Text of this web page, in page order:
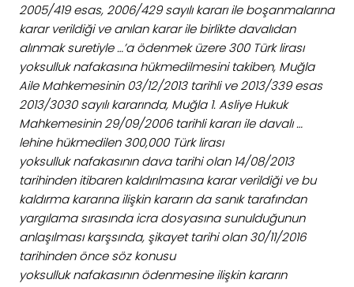
2005/419 esas, 2006/429 sayılı kararı ile boşanmalarına
karar verildiği ve anılan karar ile birlikte davalıdan
alınmak suretiyle …’a ödenmek üzere 300 Türk lirası
yoksulluk nafakasına hükmedilmesini takiben, Muğla
Aile Mahkemesinin 03/12/2013 tarihli ve 2013/339 esas
2013/3030 sayılı kararında, Muğla 1. Asliye Hukuk
Mahkemesinin 29/09/2006 tarihli kararı ile davalı …
lehine hükmedilen 300,000 Türk lirası
yoksulluk nafakasının dava tarihi olan 14/08/2013
tarihinden itibaren kaldırılmasına karar verildiği ve bu
kaldırma kararına ilişkin kararın da sanık tarafından
yargılama sırasında icra dosyasına sunulduğunun
anlaşılması karşsında, şikayet tarihi olan 30/11/2016
tarihinden önce söz konusu
yoksulluk nafakasının ödenmesine ilişkin kararın